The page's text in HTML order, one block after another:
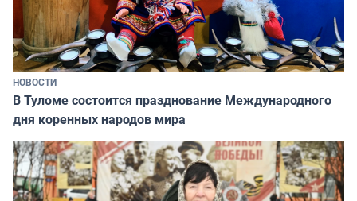
НОВОСТИ
В Туломе состоится празднование Международного
дня коренных народов мира